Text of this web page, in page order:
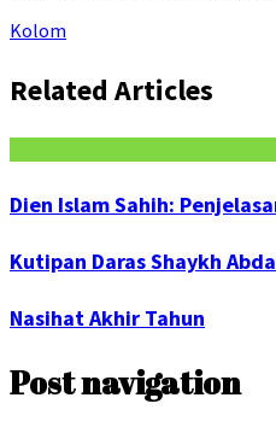
Kolom
Related Articles
Dien Islam Sahih:
Kutipan Daras Shaykh
Nasihat Akhir Tahun
Post navigation